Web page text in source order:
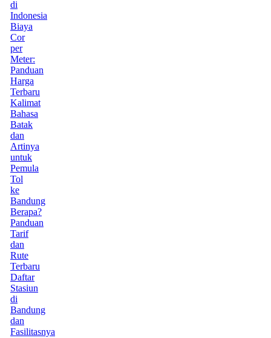
di
Indonesia
Biaya
Cor
per
Meter:
Panduan
Harga
Terbaru
Kalimat
Bahasa
Batak
dan
Artinya
untuk
Pemula
Tol
ke
Bandung
Berapa?
Panduan
Tarif
dan
Rute
Terbaru
Daftar
Stasiun
di
Bandung
dan
Fasilitasnya